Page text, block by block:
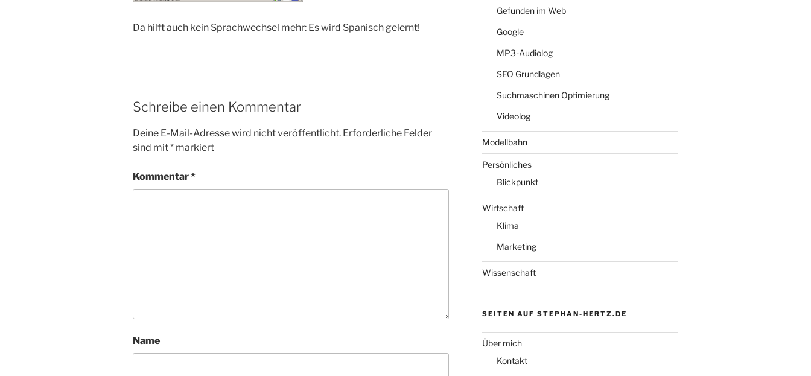
Da hilft auch kein Sprachwechsel mehr: Es wird Spanisch gelernt!
Schreibe einen Kommentar
Deine E-Mail-Adresse wird nicht veröffentlicht. Erforderliche Felder
sind mit* markiert
Kommentar*
Name
Gefunden im Web
Google
MP3-Audiolog
SEO Grundlagen
Suchmaschinen Optimierung
Videolog
Modellbahn
Persönliches
Blickpunkt
Wirtschaft
Klima
Marketing
Wissenschaft
SEITEN AUF STEPHAN-HERTZ.DE
Über mich
Kontakt